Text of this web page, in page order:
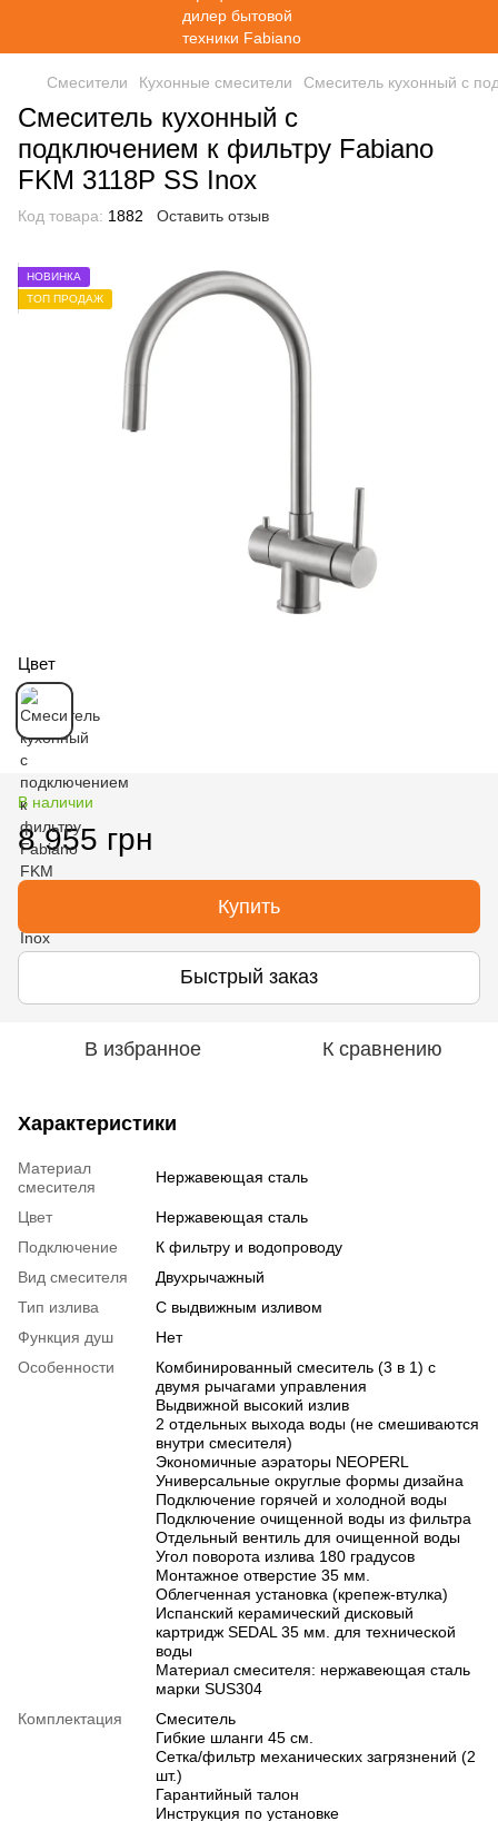
Смесители Кухонные смесители Смеситель кухонный с
Смеситель кухонный с
подключением к фильтру Fabiano
FKM 3118P SS Inox
Код товара: 1882 Оставить отзыв
НОВИНКА
ТОП ПРОДАЖ
Цвет
В наличии
8 955 грн
Купить
Быстрый заказ
В избранное К сравнению
Характеристики
Материал
смесителя
Нержавеющая сталь
Цвет
Нержавеющая сталь
Подключение
К фильтру и водопроводу
Вид смесителя
Двухрычажный
Тип излива
С выдвижным изливом
Функция душ
Нет
Особенности
Комбинированный смеситель (3 в 1) с
двумя рычагами управления
Выдвижной высокий излив
2 отдельных выхода воды (не смешиваются
внутри смесителя)
Экономичные аэраторы NEOPERL
Универсальные округлые формы дизайна
Подключение горячей и холодной воды
Подключение очищенной воды из фильтра
Отдельный вентиль для очищенной воды
Угол поворота излива 180 градусов
Монтажное отверстие 35 мм.
Облегченная установка (крепеж-втулка)
Испанский керамический дисковый
картридж SEDAL 35 мм. для технической
воды
Материал смесителя: нержавеющая сталь
марки SUS304
Комплектация
Смеситель
Гибкие шланги 45 см.
Сетка/фильтр механических загрязнений (2
шт.)
Гарантийный талон
Инструкция по установке